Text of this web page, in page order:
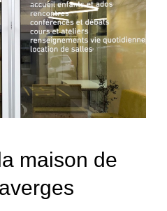
maison de